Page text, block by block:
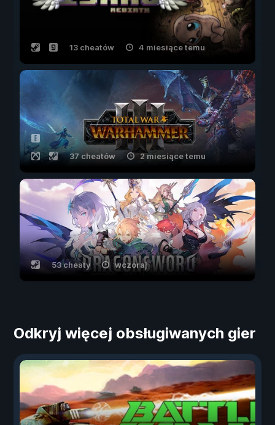
13 cheatów 4 miesiące temu
37 cheatów 2 miesiące temu
53 cheaty wczoraj
Odkryj więcej obsługiwanych gier